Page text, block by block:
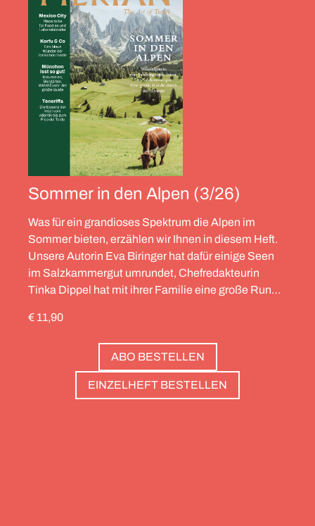
Sommer in den Alpen (3/26)
Was für ein grandioses Spektrum die Alpen im
Sommer bieten, erzählen wir Ihnen in diesem Heft.
Unsere Autorin Eva Biringer hat dafür einige Seen
im Salzkammergut umrundet, Chefredakteurin
Tinka Dippel hat mit ihrer Familie eine große Runde
Helfrich ist über viele Gipfel gegangen – von
Salzburg bis nach Triest. Und die Redaktion hat
zwölf Hotels gesammelt, die zweierlei gemeinsam
haben: Sie sind die perfekte Basis, um Gipfel zu
stürmen. Und sie haben wunderschöne Pools, um
€ 11,90
ABO BESTELLEN
EINZELHEFT BESTELLEN